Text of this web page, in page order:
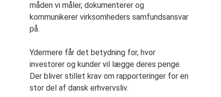
måden vi måler, dokumenterer og
kommunikerer virksomheders samfundsansvar
på.
Ydermere får det betydning for, hvor
investorer og kunder vil lægge deres penge.
Der bliver stillet krav om rapporteringer for en
stor del af dansk erhvervsliv.